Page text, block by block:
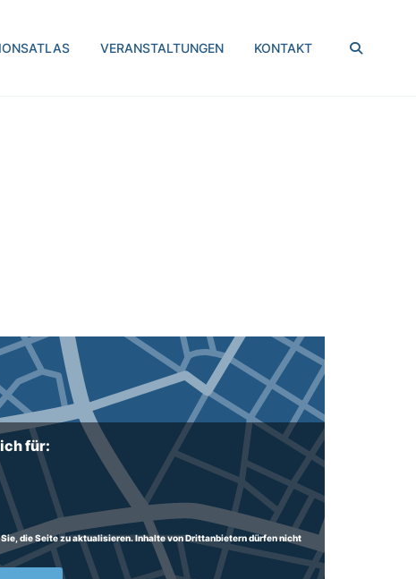
VERANSTALTUNGEN KONTAKT
für:
die Seite zu aktualisieren. Inhalte von Drittanbietern dürfen nicht